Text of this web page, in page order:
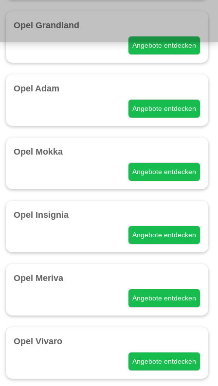
Opel Grandland
Angebote entdecken
Opel Adam
Angebote entdecken
Opel Mokka
Angebote entdecken
Opel Insignia
Angebote entdecken
Opel Meriva
Angebote entdecken
Opel Vivaro
Angebote entdecken